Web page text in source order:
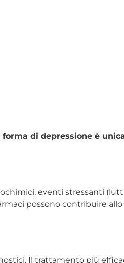
forma di depressione è
eventi stressanti
possono contribuire
Il trattamento più